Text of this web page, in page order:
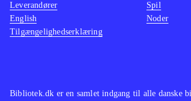
Bibliotek.dk er en samlet indgang til alle danske
Leverandører
English
Tilgængelighedserklæring
Spil
Noder